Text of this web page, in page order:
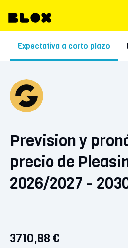
Expectativa a corto plazo
Prevision y
precio de
2026/2027 -
3710,88 €